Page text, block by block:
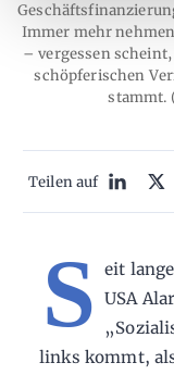
Immer mehr
– vergessen
schöpferischen
stammt.
Teilen auf
S eit
USA
links kommt,